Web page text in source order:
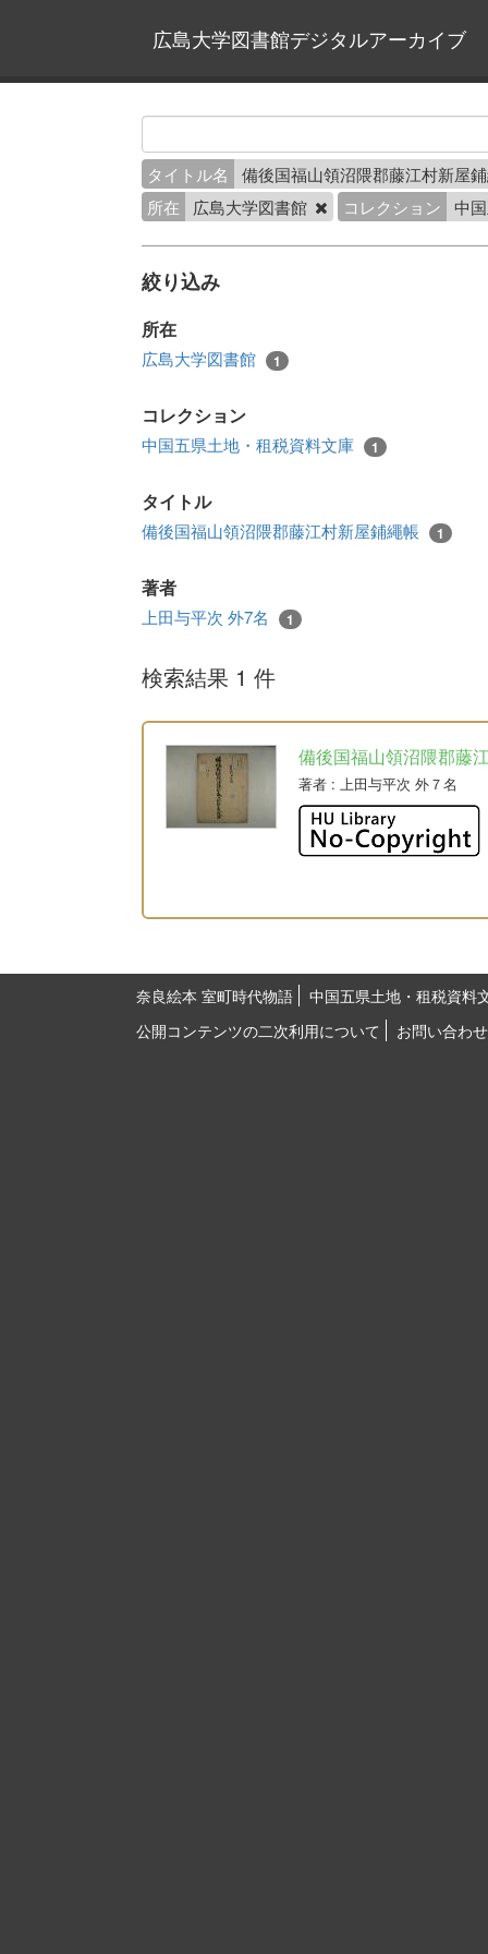
広島大学図書館デジタルアーカイブ
タイトル名
備後国福山領沼隈郡藤江村新屋
所在
広島大学図書館 コレクション 中
絞り込み
所在
広島大学図書館 1
コレクション
中国五県土地・租税資料文庫 1
タイトル
備後国福山領沼隈郡藤江村新屋鋪繩帳 1
著者
上田与平次 外7名 1
検索結果 1 件
備後国福山領沼隈郡藤
著者 : 上田与平次 外７名
奈良絵本 室町時代物語
中国五県土地・租税資料
公開コンテンツの二次利用について
お問い合わせ